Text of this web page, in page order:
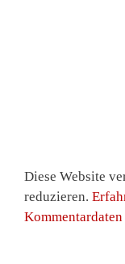
Diese Website
reduzieren.